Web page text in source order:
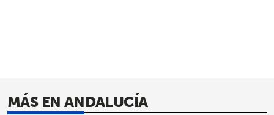
MÁS EN ANDALUCÍA